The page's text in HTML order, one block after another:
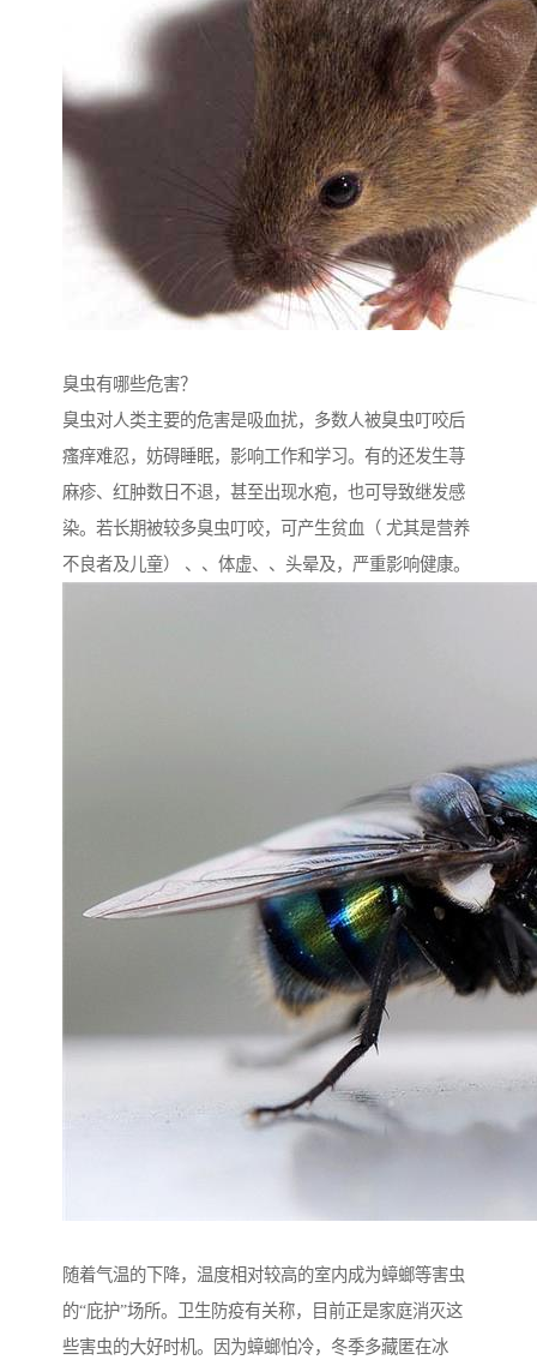
臭虫有哪些危害？
臭虫对人类主要的危害是吸血扰，多数人被臭虫叮咬后
瘙痒难忍，妨碍睡眠，影响工作和学习。有的还发生荨
麻疹、红肿数日不退，甚至出现水疱，也可导致继发感
染。若长期被较多臭虫叮咬，可产生贫血（ 尤其是营养
不良者及儿童） 、、体虚、、头晕及，严重影响健康。
随着气温的下降，温度相对较高的室内成为蟑螂等害虫
的“庇护”场所。卫生防疫有关称，目前正是家庭消灭这
些害虫的大好时机。因为蟑螂怕冷，冬季多藏匿在冰